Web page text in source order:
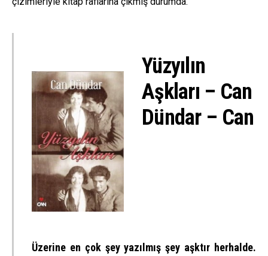
Yüzyılın
Aşkları – Can
Dündar – Can
Üzerine en çok şey yazılmış şey aşktır herhalde.